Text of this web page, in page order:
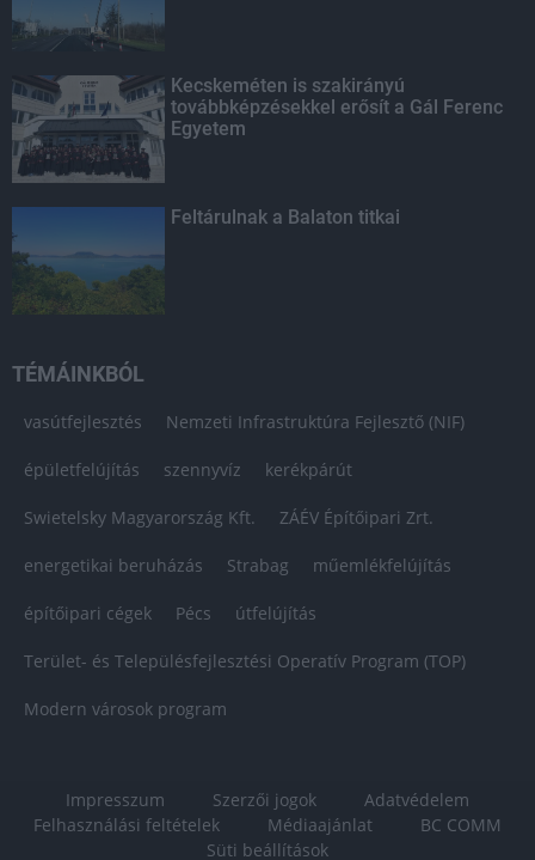
Kecskeméten is szakirányú
továbbképzésekkel erősít a Gál Ferenc
Egyetem
Feltárulnak a Balaton titkai
TÉMÁINKBÓL
vasútfejlesztés Nemzeti Infrastruktúra Fejlesztő (NIF)
épületfelújítás szennyvíz kerékpárút
Swietelsky Magyarország Kft. ZÁÉV Építőipari Zrt.
energetikai beruházás Strabag műemlékfelújítás
építőipari cégek Pécs útfelújítás
Terület- és Településfejlesztési Operatív Program (TOP)
Modern városok program
Impresszum Szerzői jogok
Adatvédelem
Felhasználási feltételek
Médiaajánlat
BC COMM
Süti beállítások